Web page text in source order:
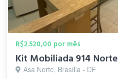
R$2.520,00 por mês
Kit Mobiliada 914 Norte
Asa Norte, Brasília - DF